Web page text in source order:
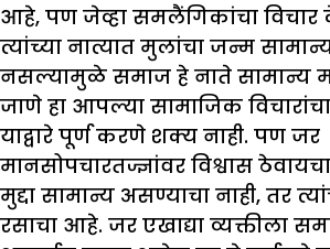
आहे, पण जेव्हा समलैंगिकांचा विचार
त्यांच्या नात्यात मुलांचा जन्म
नसल्यामुळे समाज हे नाते सामान्य
जाणे हा आपल्या सामाजिक
याद्वारे पूर्ण करणे शक्य नाही. पण जर
मानसोपचारतज्ज्ञांवर विश्वास
मुद्दा सामान्य असण्याचा नाही, तर
रसाचा आहे. जर एखाद्या व्यक्तीला